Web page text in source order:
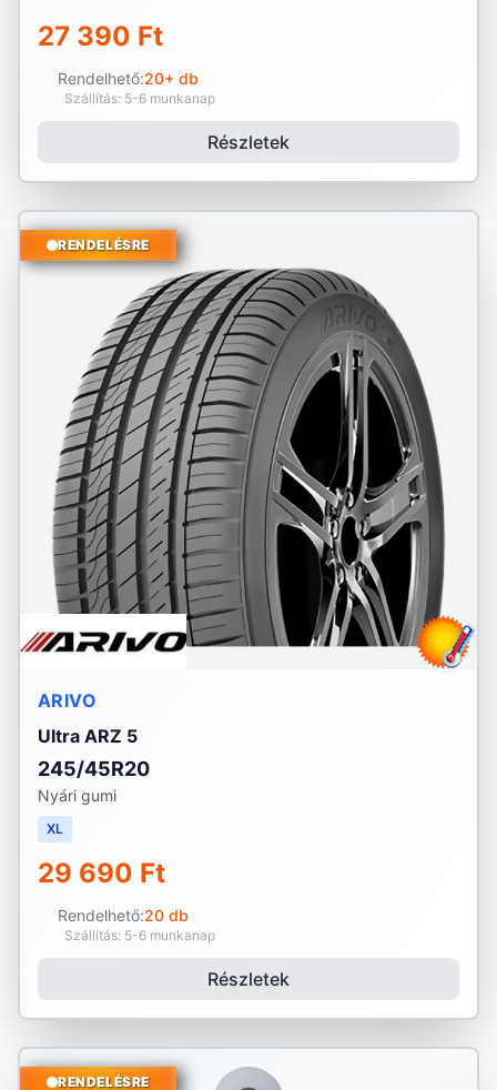
27 390 Ft
Rendelhető:20+ db
Szállítás: 5-6 munkanap
Részletek
RENDELÉSRE
ARIVO
Ultra ARZ 5
245/45R20
Nyári gumi
XL
29 690 Ft
Rendelhető:20 db
Szállítás: 5-6 munkanap
Részletek
RENDELÉSRE